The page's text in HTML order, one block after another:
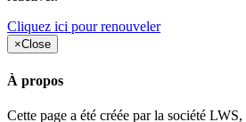
Cliquez ici pour renouveler
×Close
À propos
Cette page a été créée par la société